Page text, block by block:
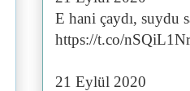
E hani çaydı, suydu
https://t.co/
21 Eylül 2020